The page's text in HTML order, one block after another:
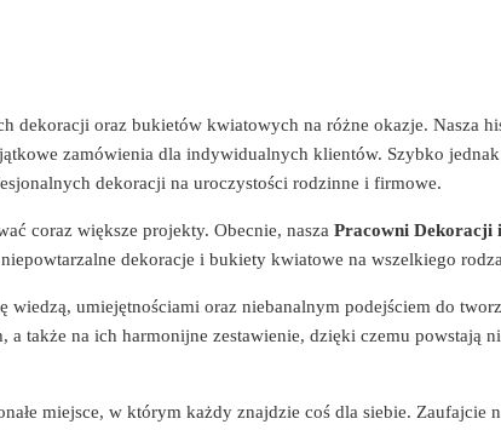
dekoracji oraz bukietów kwiatowych na różne okazje. Nasza
zamówienia dla indywidualnych klientów. Szybko jednak
dekoracji na uroczystości rodzinne i firmowe.
coraz większe projekty. Obecnie, nasza Pracowni Dekoracji
dekoracje i bukiety kwiatowe na wszelkiego
umiejętnościami oraz niebanalnym podejściem do
także na ich harmonijne zestawienie, dzięki czemu powstają
miejsce, w którym każdy znajdzie coś dla siebie. Zaufajcie